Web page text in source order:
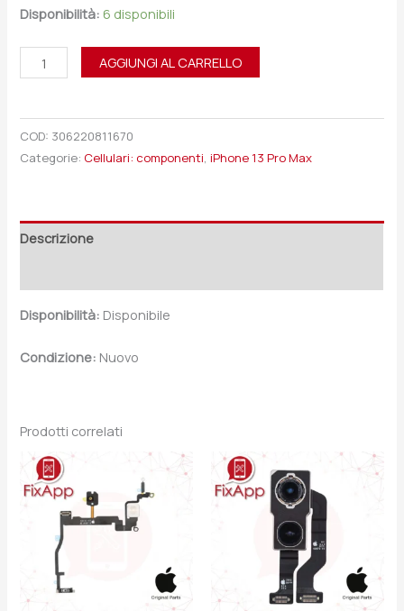
Disponibilità: 6 disponibili
AGGIUNGI AL CARRELLO
COD: 306220811670
Categorie: Cellulari: componenti,iPhone 13 Pro Max
Descrizione
Disponibilità: Disponibile
Condizione: Nuovo
Prodotti correlati